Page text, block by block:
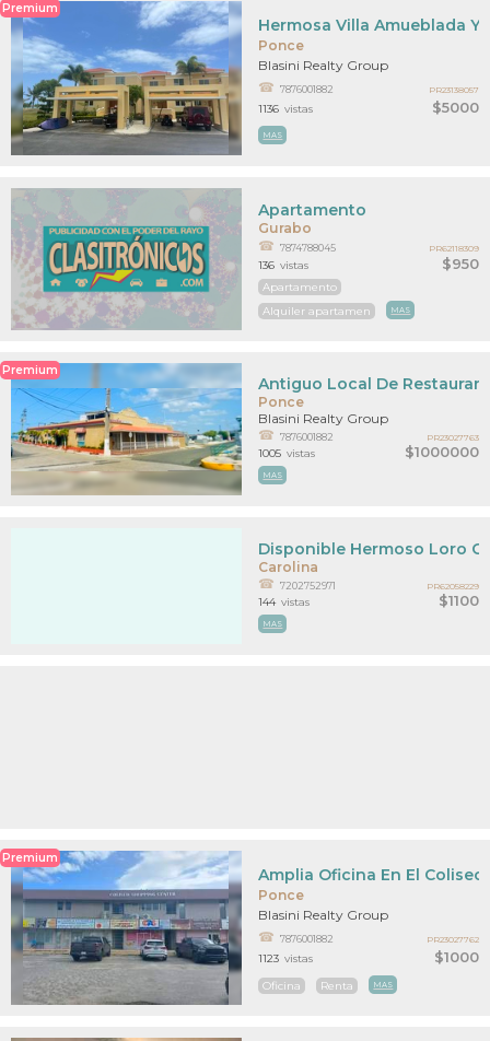
Premium
Ponce
$5000
Hermosa Villa Amueblada Y
Blasini Realty Group
7876001882
MAS
1136 vistas
PR23138057
Gurabo
$950
Apartamento
7874788045
Apartamento
Alquiler apartamen
MAS
136 vistas
PR62118309
Premium
Ponce
$1000000
Antiguo Local De
Blasini Realty Group
7876001882
MAS
1005 vistas
PR23027763
Carolina
$1100
Disponible Hermoso Loro
7202752971
MAS
144 vistas
PR62058229
Premium
Ponce
$1000
Amplia Oficina En El
Blasini Realty Group
7876001882
Oficina Renta MAS
1123 vistas
PR23027762